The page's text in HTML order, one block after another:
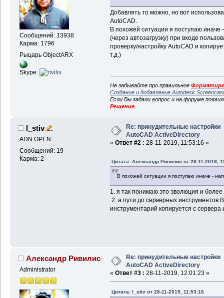
Сообщений: 13938
Карма: 1796
Рыцарь ObjectARX
Skype:
Добавлять то можно, но вот
AutoCAD.
В похожей ситуации я поступаю иначе
(через автозагрузку) при входе
проверку/настройку AutoCAD и
т.д.)
Не забывайте про правильное
Создание и добавление Autodesk
Если Вы задали вопрос и на форуме
Решение
I_stiv
ADN OPEN
Сообщений: 19
Карма: 2
Re: принудительные настройки
AutoCAD ActiveDirectory
« Ответ #2 : 28-11-2019, 11:53:16 »
Цитата: Александр Ривилис от 28-11-2019,
В похожей ситуации я поступаю иначе -
1. я так понимаю это эволюция и
2. а пути до серверных
инструментарий копируется с сервера
Александр Ривилис
Administrator
Re: принудительные настройки
AutoCAD ActiveDirectory
« Ответ #3 : 28-11-2019, 12:01:23 »
Цитата: I_stiv от 28-11-2019, 11:53:16